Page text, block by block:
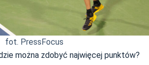
fot. PressFocus
można zdobyć najwięcej punktów?